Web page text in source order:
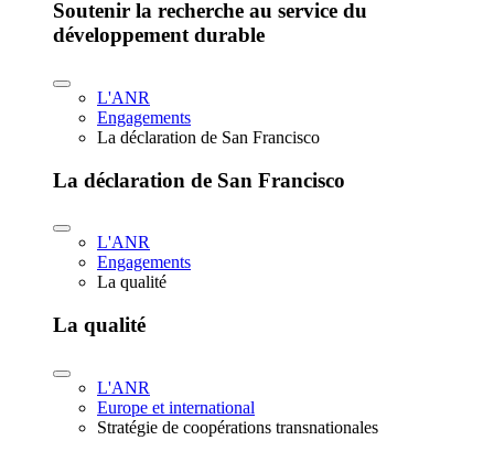
Soutenir la recherche au service du
développement durable
L'ANR
Engagements
La déclaration de San Francisco
La déclaration de San Francisco
L'ANR
Engagements
La qualité
La qualité
L'ANR
Europe et international
Stratégie de coopérations transnationales